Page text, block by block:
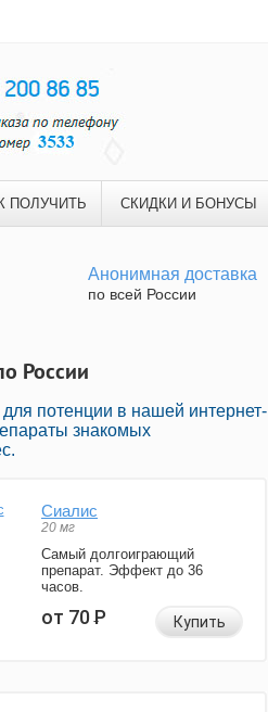
ПОЛУЧИТЬ СКИДКИ И БОНУСЫ
Анонимная доставка
по всей России
России
потенции в нашей интернет-
знакомых
Сиалис
20 мг
Самый долгоиграющий
препарат. Эффект до 36
часов.
от 70Р Купить